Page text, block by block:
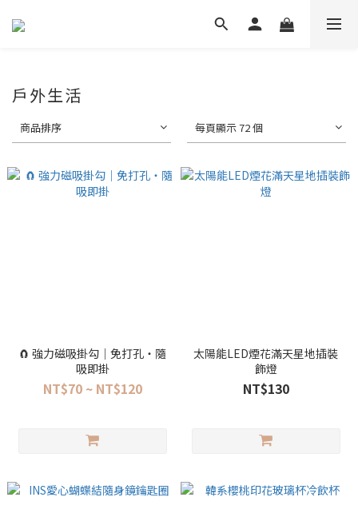
戶外生活
商品排序 每頁顯示 72 個
🧲 強力磁吸掛勾｜免打孔・隨
吸即掛
NT$70 ~ NT$120
太陽能LED煙花滿天星地插裝
飾燈
NT$130